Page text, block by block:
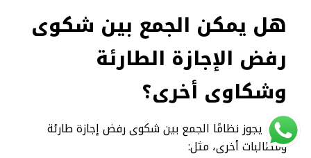
هل يمكن الجمع بين شكوى
رفض الإجازة الطارئة
وشكاوى أخرى؟
نعم، يجوز نظامًا الجمع بين شكوى رفض إجازة طارئة
ومطالبات أخرى، مثل: